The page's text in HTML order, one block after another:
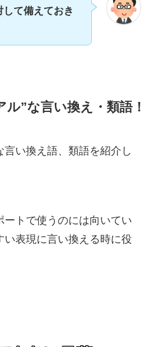
て備えておき
”な言い換え・類語！
い換え語、類語を紹介し
ートで使うのには向いてい
い表現に言い換える時に役